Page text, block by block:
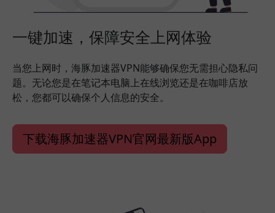
一键加速，保障安全上网体验
当您上网时，海豚加速器VPN能够确保您无需担心隐私问
题。无论您是在笔记本电脑上在线浏览还是在咖啡店放
松，您都可以确保个人信息的安全。
下载海豚加速器VPN官网最新版App